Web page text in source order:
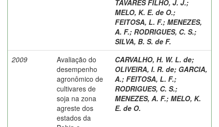
TAVARES FILHO, J. J.;
MELO, K. E. de O.;
FEITOSA, L. F.; MENEZES,
A. F.; RODRIGUES, C. S.;
SILVA, B. S. de F.
2009
Avaliação do
desempenho
agronômico de
cultivares de
soja na zona
agreste dos
estados da
CARVALHO, H. W. L. de;
OLIVEIRA, I. R. de; GARCIA,
A.; FEITOSA, L. F.;
RODRIGUES, C. S.;
MENEZES, A. F.; MELO, K.
E. de O.